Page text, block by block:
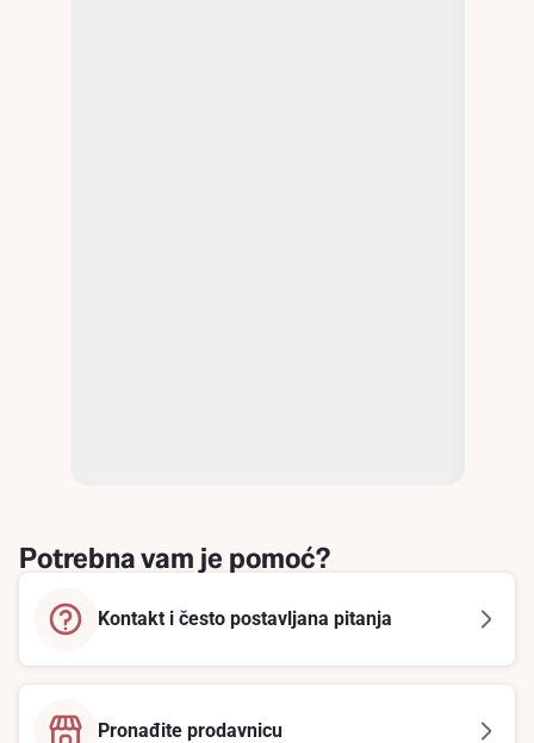
Potrebna vam je pomoć?
Kontakt i često postavljana pitanja
Pronađite prodavnicu